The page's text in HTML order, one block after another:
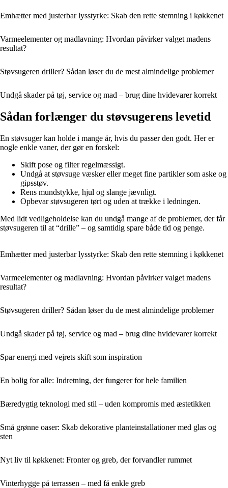
Emhætter med justerbar lysstyrke: Skab den rette stemning i køkkenet
Varmeelementer og madlavning: Hvordan påvirker valget madens
resultat?
Støvsugeren driller? Sådan løser du de mest almindelige problemer
Undgå skader på tøj, service og mad – brug dine hvidevarer korrekt
Sådan forlænger du støvsugerens levetid
En støvsuger kan holde i mange år, hvis du passer den godt. Her er
nogle enkle vaner, der gør en forskel:
Skift pose og filter regelmæssigt.
Undgå at støvsuge væsker eller meget fine partikler som aske og
gipsstøv.
Rens mundstykke, hjul og slange jævnligt.
Opbevar støvsugeren tørt og uden at trække i ledningen.
Med lidt vedligeholdelse kan du undgå mange af de problemer, der får
støvsugeren til at “drille” – og samtidig spare både tid og penge.
Emhætter med justerbar lysstyrke: Skab den rette stemning i køkkenet
Varmeelementer og madlavning: Hvordan påvirker valget madens
resultat?
Støvsugeren driller? Sådan løser du de mest almindelige problemer
Undgå skader på tøj, service og mad – brug dine hvidevarer korrekt
Spar energi med vejrets skift som inspiration
En bolig for alle: Indretning, der fungerer for hele familien
Bæredygtig teknologi med stil – uden kompromis med æstetikken
Små grønne oaser: Skab dekorative planteinstallationer med glas og
sten
Nyt liv til køkkenet: Fronter og greb, der forvandler rummet
Vinterhygge på terrassen – med få enkle greb